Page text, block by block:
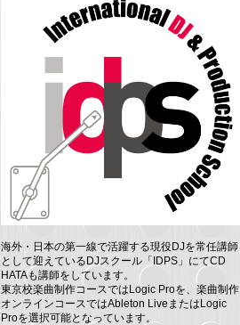
海外・日本の第一線で活躍する現役DJを常任講師
として迎えているDJスクール「IDPS」にてCD
HATAも講師をしています。
東京校楽曲制作コースではLogic Proを、楽曲制作
オンラインコースではAbleton LiveまたはLogic
Proを選択可能となっています。